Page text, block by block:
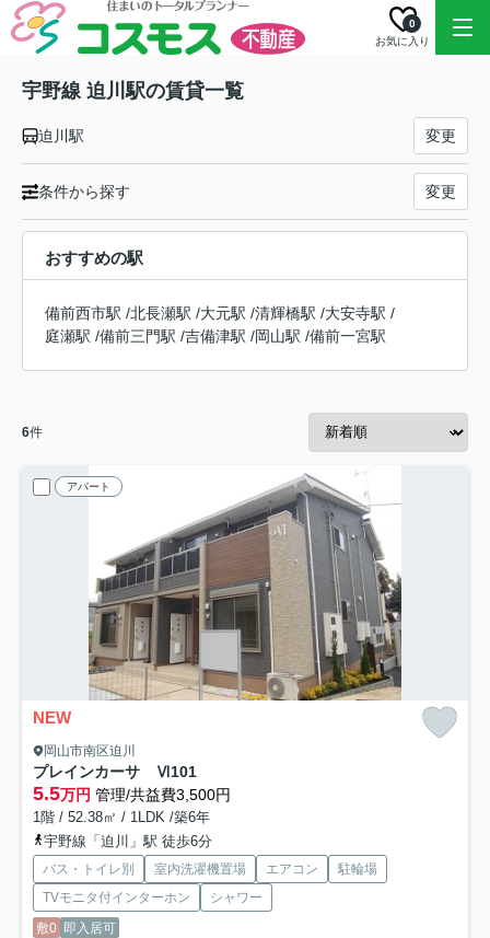
お気に入り
0
宇野線 迫川駅の賃貸一覧
迫川駅 変更
条件から探す 変更
おすすめの駅
備前西市駅 /北長瀬駅 /大元駅 /清輝橋駅 /大安寺駅 /
庭瀬駅 /備前三門駅 /吉備津駅 /岡山駅 /備前一宮駅
6件
アパート
NEW
岡山市南区迫川
プレインカーサ Ⅵ101
5.5万円 管理/共益費3,500円
1階 / 52.38㎡ / 1LDK /築6年
宇野線「迫川」駅 徒歩6分
バス・トイレ別 室内洗濯機置場 エアコン
駐輪場
TVモニタ付インターホン
シャワー
敷0 即入居可